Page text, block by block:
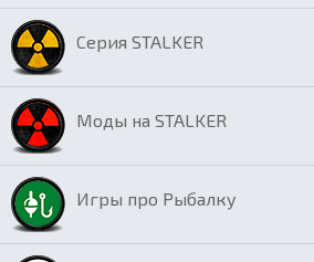
Серия STALKER
Моды на STALKER
Игры про Рыбалку